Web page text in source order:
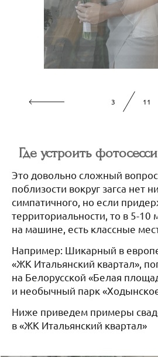
4 11
Где устроить
Это довольно сложный
поблизости вокруг загса нет
симпатичного, но если
территориальности, то в 5-10
на машине, есть классные
Например: Шикарный в
«ЖК Итальянский квартал»,
на Белорусской «Белая
и необычный парк
Ниже приведем примеры
в «ЖК Итальянский квартал»